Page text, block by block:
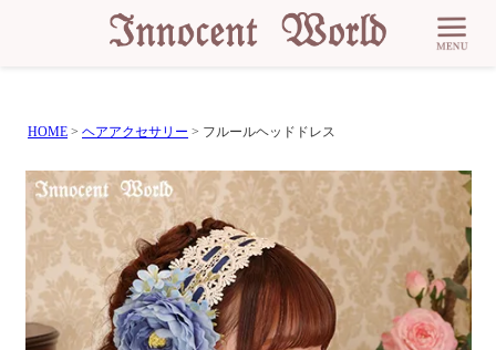
HOME ヘアアクセサリー フルールヘッドドレス